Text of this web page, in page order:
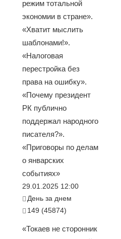
режим тотальной
экономии в стране».
«Хватит мыслить
шаблонами!».
«Налоговая
перестройка без
права на ошибку».
«Почему президент
РК публично
поддержал народного
писателя?».
«Приговоры по делам
о январских
событиях»
29.01.2025 12:00
День за днем
149 (45874)
«Токаев не сторонник